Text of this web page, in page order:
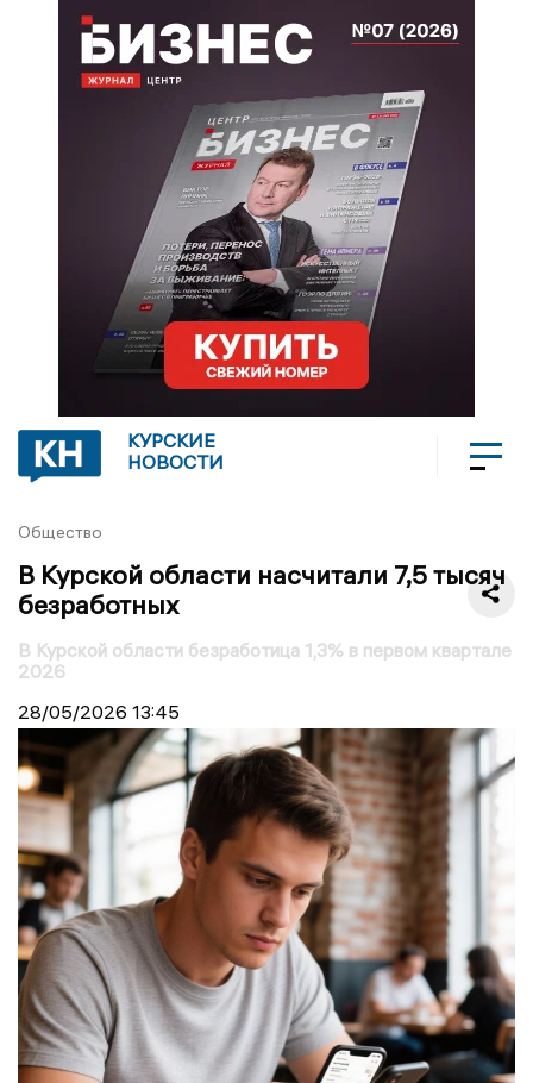
КУРСКИЕ
НОВОСТИ
Общество
В Курской области насчитали 7,5 тысяч
безработных
В Курской области безработица 1,3% в первом квартале
2026
28/05/2026 13:45